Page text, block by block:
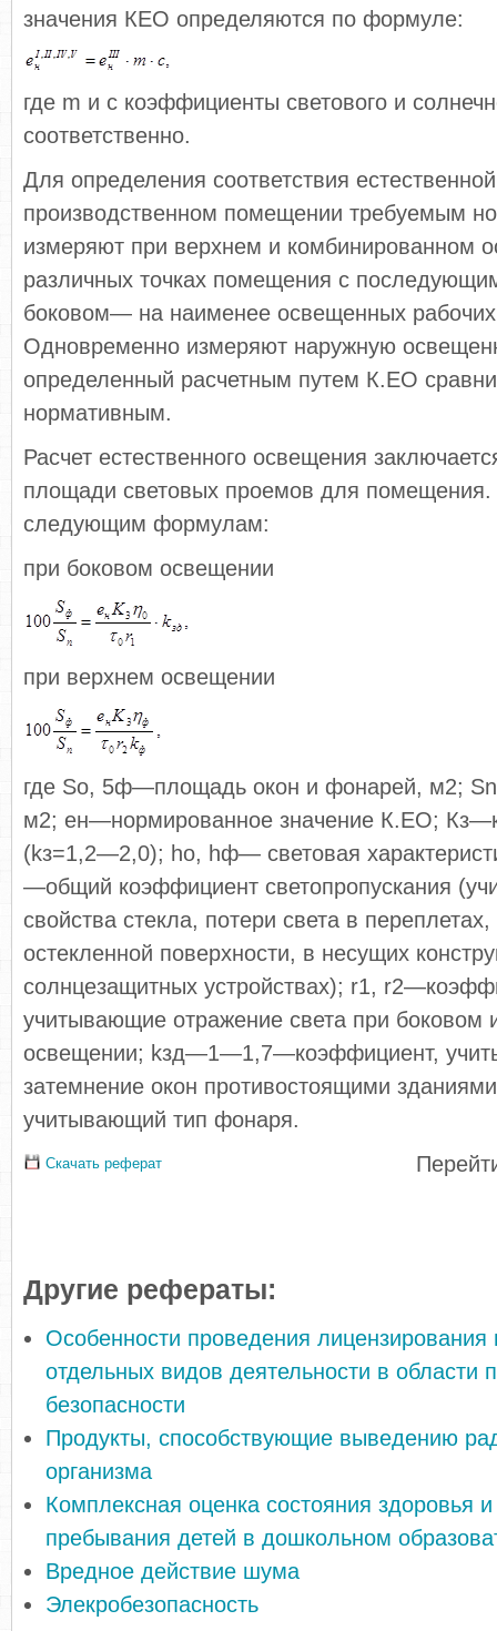
значения КЕО определяются по формуле:
где m и c коэффициенты светового и
соответственно.
Для определения соответствия
производственном помещении требуемым
измеряют при верхнем и комбинированном
различных точках помещения с
боковом— на наименее освещенных
Одновременно измеряют наружную
определенный расчетным путем К.ЕО
нормативным.
Расчет естественного освещения
площади световых проемов для помещения.
следующим формулам:
при боковом освещении
при верхнем освещении
где So, 5ф—площадь окон и фонарей, м2;
м2; eн—нормированное значение К.ЕО;
(kз=1,2—2,0); ho, hф— световая
—общий коэффициент светопропускания
свойства стекла, потери света в переплетах,
остекленной поверхности, в несущих
солнцезащитных устройствах); r1,
учитывающие отражение света при боковом
освещении; kзд—1—1,7—коэффициент,
затемнение окон противостоящими
учитывающий тип фонаря.
Скачать реферат
Другие рефераты:
Особенности проведения лицензирования
отдельных видов деятельности в области
безопасности
Продукты, способствующие выведению
организма
Комплексная оценка состояния здоровья
пребывания детей в дошкольном
Вредное действие шума
Элекробезопасность